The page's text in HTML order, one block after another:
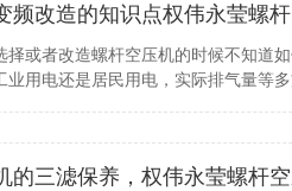
频改造的知识点权伟永莹螺
择或者改造螺杆空压机的时候不知道
业用电还是居民用电，实际排气量等
的三滤保养，权伟永莹螺杆